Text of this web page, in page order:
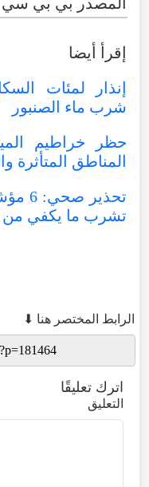
إقرأ أيضا
إنذار لمئات
شرب ماء الصنبور
المناطق المتأثرة
تشرب ما يكفي من
الرابط المختصر هنا ⬇
اترك تعليقًا
التعليق